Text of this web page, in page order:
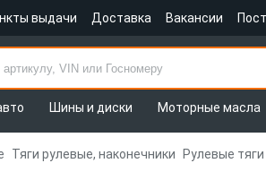
выдачи Доставка Вакансии
Шины и диски Моторные масла
Тяги рулевые, наконечники Рулевые тяги